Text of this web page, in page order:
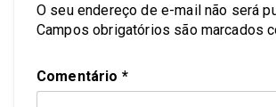
O seu endereço de e-mail não será
Campos obrigatórios são marcados
Comentário *